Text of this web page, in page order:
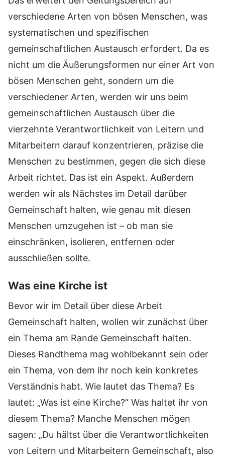
verschiedene Arten von bösen Menschen, was
systematischen und spezifischen
gemeinschaftlichen Austausch erfordert. Da es
nicht um die Äußerungsformen nur einer Art von
bösen Menschen geht, sondern um die
verschiedener Arten, werden wir uns beim
gemeinschaftlichen Austausch über die
vierzehnte Verantwortlichkeit von Leitern und
Mitarbeitern darauf konzentrieren, präzise die
Menschen zu bestimmen, gegen die sich diese
Arbeit richtet. Das ist ein Aspekt. Außerdem
werden wir als Nächstes im Detail darüber
Gemeinschaft halten, wie genau mit diesen
Menschen umzugehen ist – ob man sie
einschränken, isolieren, entfernen oder
ausschließen sollte.
Was eine Kirche ist
Bevor wir im Detail über diese Arbeit
Gemeinschaft halten, wollen wir zunächst über
ein Thema am Rande Gemeinschaft halten.
Dieses Randthema mag wohlbekannt sein oder
ein Thema, von dem ihr noch kein konkretes
Verständnis habt. Wie lautet das Thema? Es
lautet: „Was ist eine Kirche?“ Was haltet ihr von
diesem Thema? Manche Menschen mögen
sagen: „Du hältst über die Verantwortlichkeiten
von Leitern und Mitarbeitern Gemeinschaft, also